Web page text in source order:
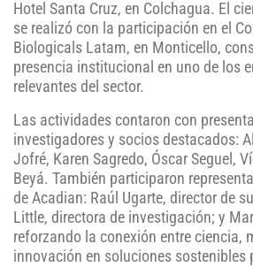
Hotel Santa Cruz, en Colchagua. El
se realizó con la participación en el
Biologicals Latam, en Monticello,
presencia institucional en uno de los
relevantes del sector.
Las actividades contaron con
investigadores y socios destacados:
Jofré, Karen Sagredo, Óscar Seguel,
Beyá. También participaron
de Acadian: Raúl Ugarte, director de
Little, directora de investigación; y
reforzando la conexión entre ciencia,
innovación en soluciones sostenibles